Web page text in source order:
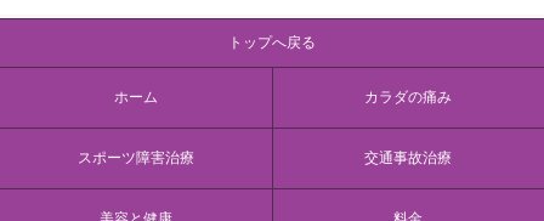
トップへ戻る
ホーム カラダの痛み
スポーツ障害治療 交通事故治療